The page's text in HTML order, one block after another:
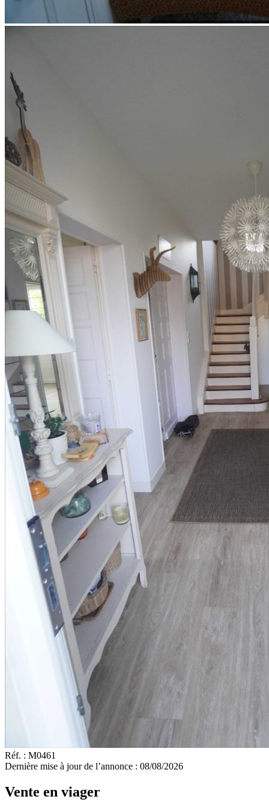
Réf. : M0461
Dernière mise à jour de l’annonce : 08/08/2026
Vente en viager